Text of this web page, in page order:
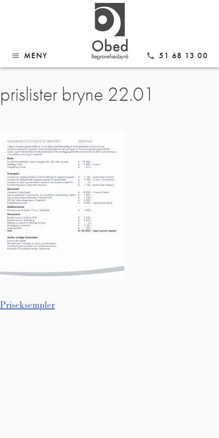
menu MENY call 51 68 13 00
Gå
innhold
prislister bryne 22.01
Innleggsnavigasjon
Priseksempler